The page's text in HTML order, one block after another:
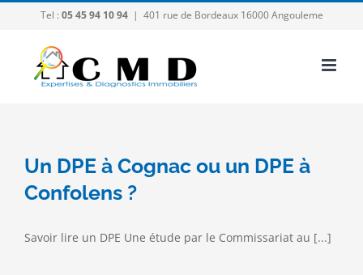
contenu
Tel : 05 45 94 10 94 | 401 rue de Bordeaux 16000 Angouleme
Un DPE à Cognac ou un DPE à
Confolens ?
Savoir lire un DPE Une étude par le Commissariat au [...]